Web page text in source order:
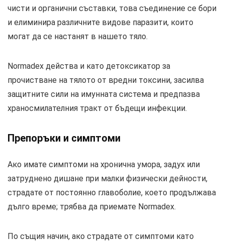
чисти и органични съставки, това съединение се бори
и елиминира различните видове паразити, които
могат да се настанят в нашето тяло.
Normadex действа и като детоксикатор за
прочистване на тялото от вредни токсини, засилва
защитните сили на имунната система и предпазва
храносмилателния тракт от бъдещи инфекции.
Препоръки и симптоми
Ако имате симптоми на хронична умора, задух или
затруднено дишане при малки физически дейности,
страдате от постоянно главоболие, което продължава
дълго време; трябва да приемате Normadex.
По същия начин, ако страдате от симптоми като